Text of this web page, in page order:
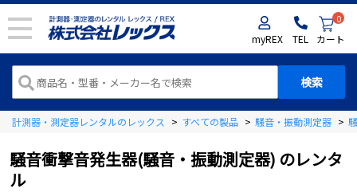
myREX TEL
0
カート
計測器・測定器レンタルのレックス > すべての製品 > 騒音・振動測定器 >
騒音衝撃音発生器(騒音・振動測定器) のレンタ
ル